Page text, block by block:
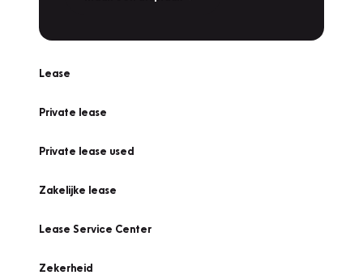
Lease
Private lease
Private lease used
Zakelijke lease
Lease Service Center
Zekerheid